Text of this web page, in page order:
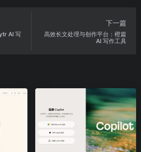
AI 写
下一篇
高效长文处理与创作平台：橙篇
AI 写作工具